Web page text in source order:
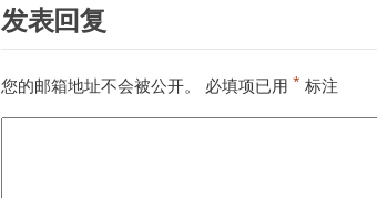
发表回复
您的邮箱地址不会被公开。 必填项已用 * 标注